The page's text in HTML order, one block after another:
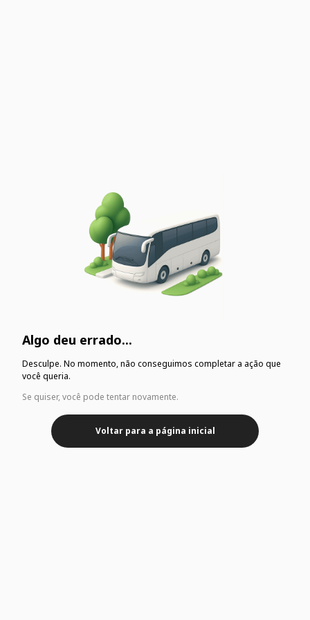
Algo deu errado...
Desculpe. No momento, não conseguimos completar a ação que
você queria.
Se quiser, você pode tentar novamente.
Voltar para a página inicial